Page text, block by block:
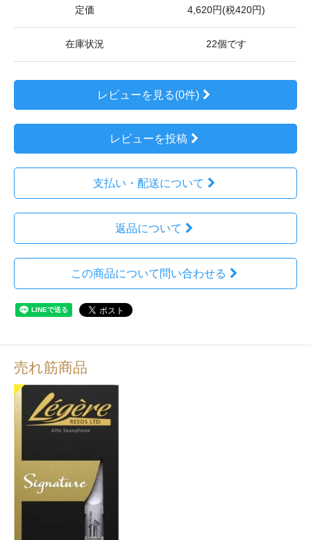
定価 4,620円(税420円)
在庫状況 22個です
レビューを見る(0件)
レビューを投稿
支払い・配送について
返品について
この商品について問い合わせる
売れ筋商品